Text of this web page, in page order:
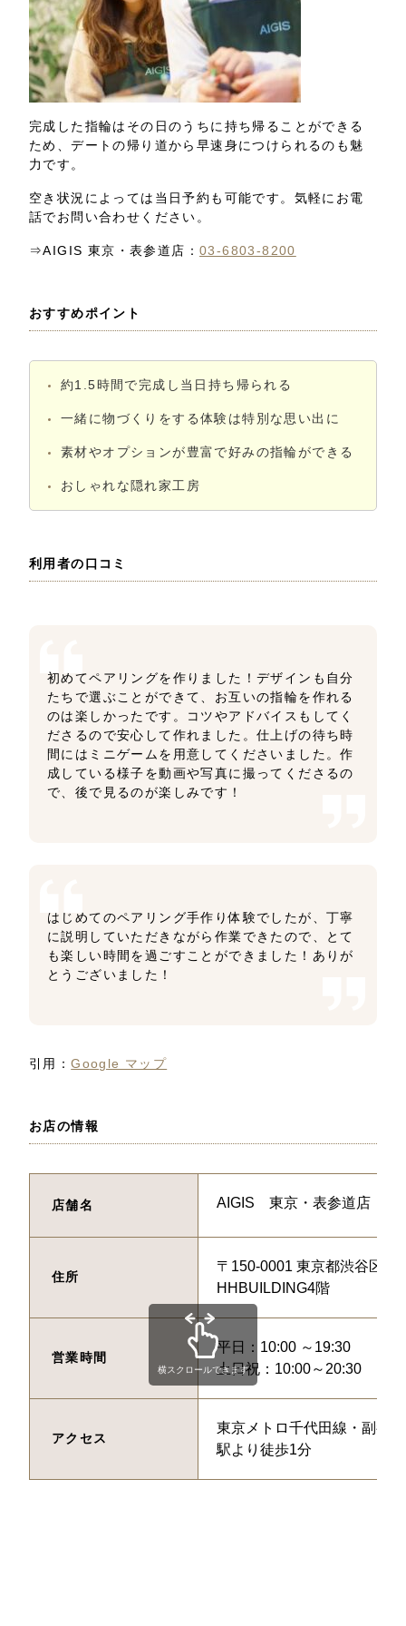
完成した指輪はその日のうちに持ち帰ることができる
ため、デートの帰り道から早速身につけられるのも魅
力です。
空き状況によっては当日予約も可能です。気軽にお電
話でお問い合わせください。
⇒AIGIS 東京・表参道店： 03-6803-8200
おすすめポイント
約1.5時間で完成し当日持ち帰られる
一緒に物づくりをする体験は特別な思い出に
素材やオプションが豊富で好みの指輪ができる
おしゃれな隠れ家工房
利用者の口コミ
初めてペアリングを作りました！デザインも自分
たちで選ぶことができて、お互いの指輪を作れる
のは楽しかったです。コツやアドバイスもしてく
ださるので安心して作れました。仕上げの待ち時
間にはミニゲームを用意してくださいました。作
成している様子を動画や写真に撮ってくださるの
で、後で見るのが楽しみです！
はじめてのペアリング手作り体験でしたが、丁寧
に説明していただきながら作業できたので、とて
も楽しい時間を過ごすことができました！ありが
とうございました！
引用：Google マップ
お店の情報
店舗名 AIGIS 東京・表参道店
住所
〒150-0001 東京都渋谷区神
HHBUILDING4階
営業時間
平日：10:00 ～19:30
土日祝：10:00～20:30
アクセス
東京メトロ千代田線・副都
駅より徒歩1分
横スクロールできます